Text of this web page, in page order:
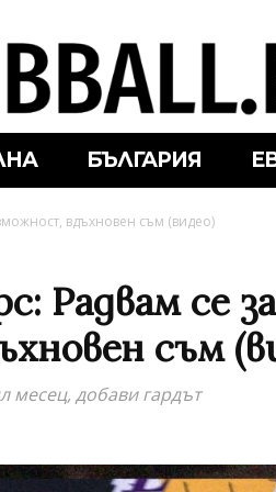
БЪЛГАРИЯ
вдъхновен съм (видео)
Радвам се за
съм
месец, добави гардът